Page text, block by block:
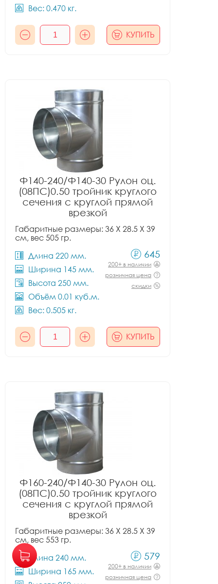
Вес: 0.470 кг.
КУПИТЬ
Ф140-240/Ф140-30 Рулон оц.
(08ПС)0.50 тройник круглого
сечения с круглой прямой
врезкой
Габаритные размеры: 36 X 28.5 X 39
см, вес 505 гр.
Длина 220 мм.
Ширина 145 мм.
Высота 250 мм.
Объём 0.01 куб.м.
Вес: 0.505 кг.
645
200+ в наличии
розничная цена
скидки
КУПИТЬ
Ф160-240/Ф140-30 Рулон оц.
(08ПС)0.50 тройник круглого
сечения с круглой прямой
врезкой
Габаритные размеры: 36 X 28.5 X 39
см, вес 553 гр.
Длина 240 мм.
Ширина 165 мм.
579
200+ в наличии
розничная цена